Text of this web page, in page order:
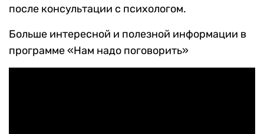
после консультации с психологом.
Больше интересной и полезной информации в
программе «Нам надо поговорить»